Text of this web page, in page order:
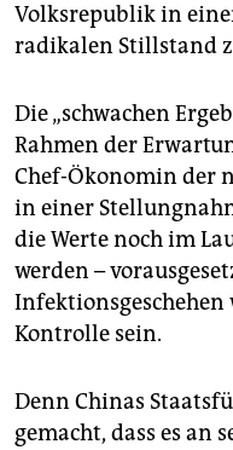
Volksrepublik in
radikalen Stillstand
Die „schwachen
Rahmen der
Chef-Ökonomin der
in einer
die Werte noch im
werden –
Kontrolle sein.
Denn Chinas
gemacht, dass es